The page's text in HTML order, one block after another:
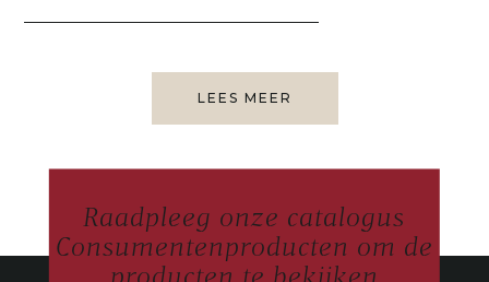
LEES MEER
Raadpleeg onze catalogus
Consumentenproducten om de
producten te bekijken